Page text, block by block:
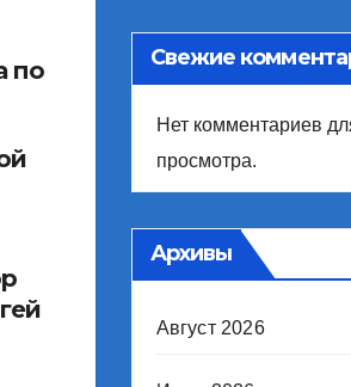
по Свежие
Нет комментариев
просмотра.
Архивы
Август 2026